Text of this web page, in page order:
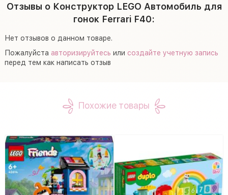
Отзывы о Конструктор LEGO Автомобиль для
гонок Ferrari F40:
Нет отзывов о данном товаре.
Пожалуйста авторизируйтесь или создайте учетную запись
перед тем как написать отзыв
Похожие товары